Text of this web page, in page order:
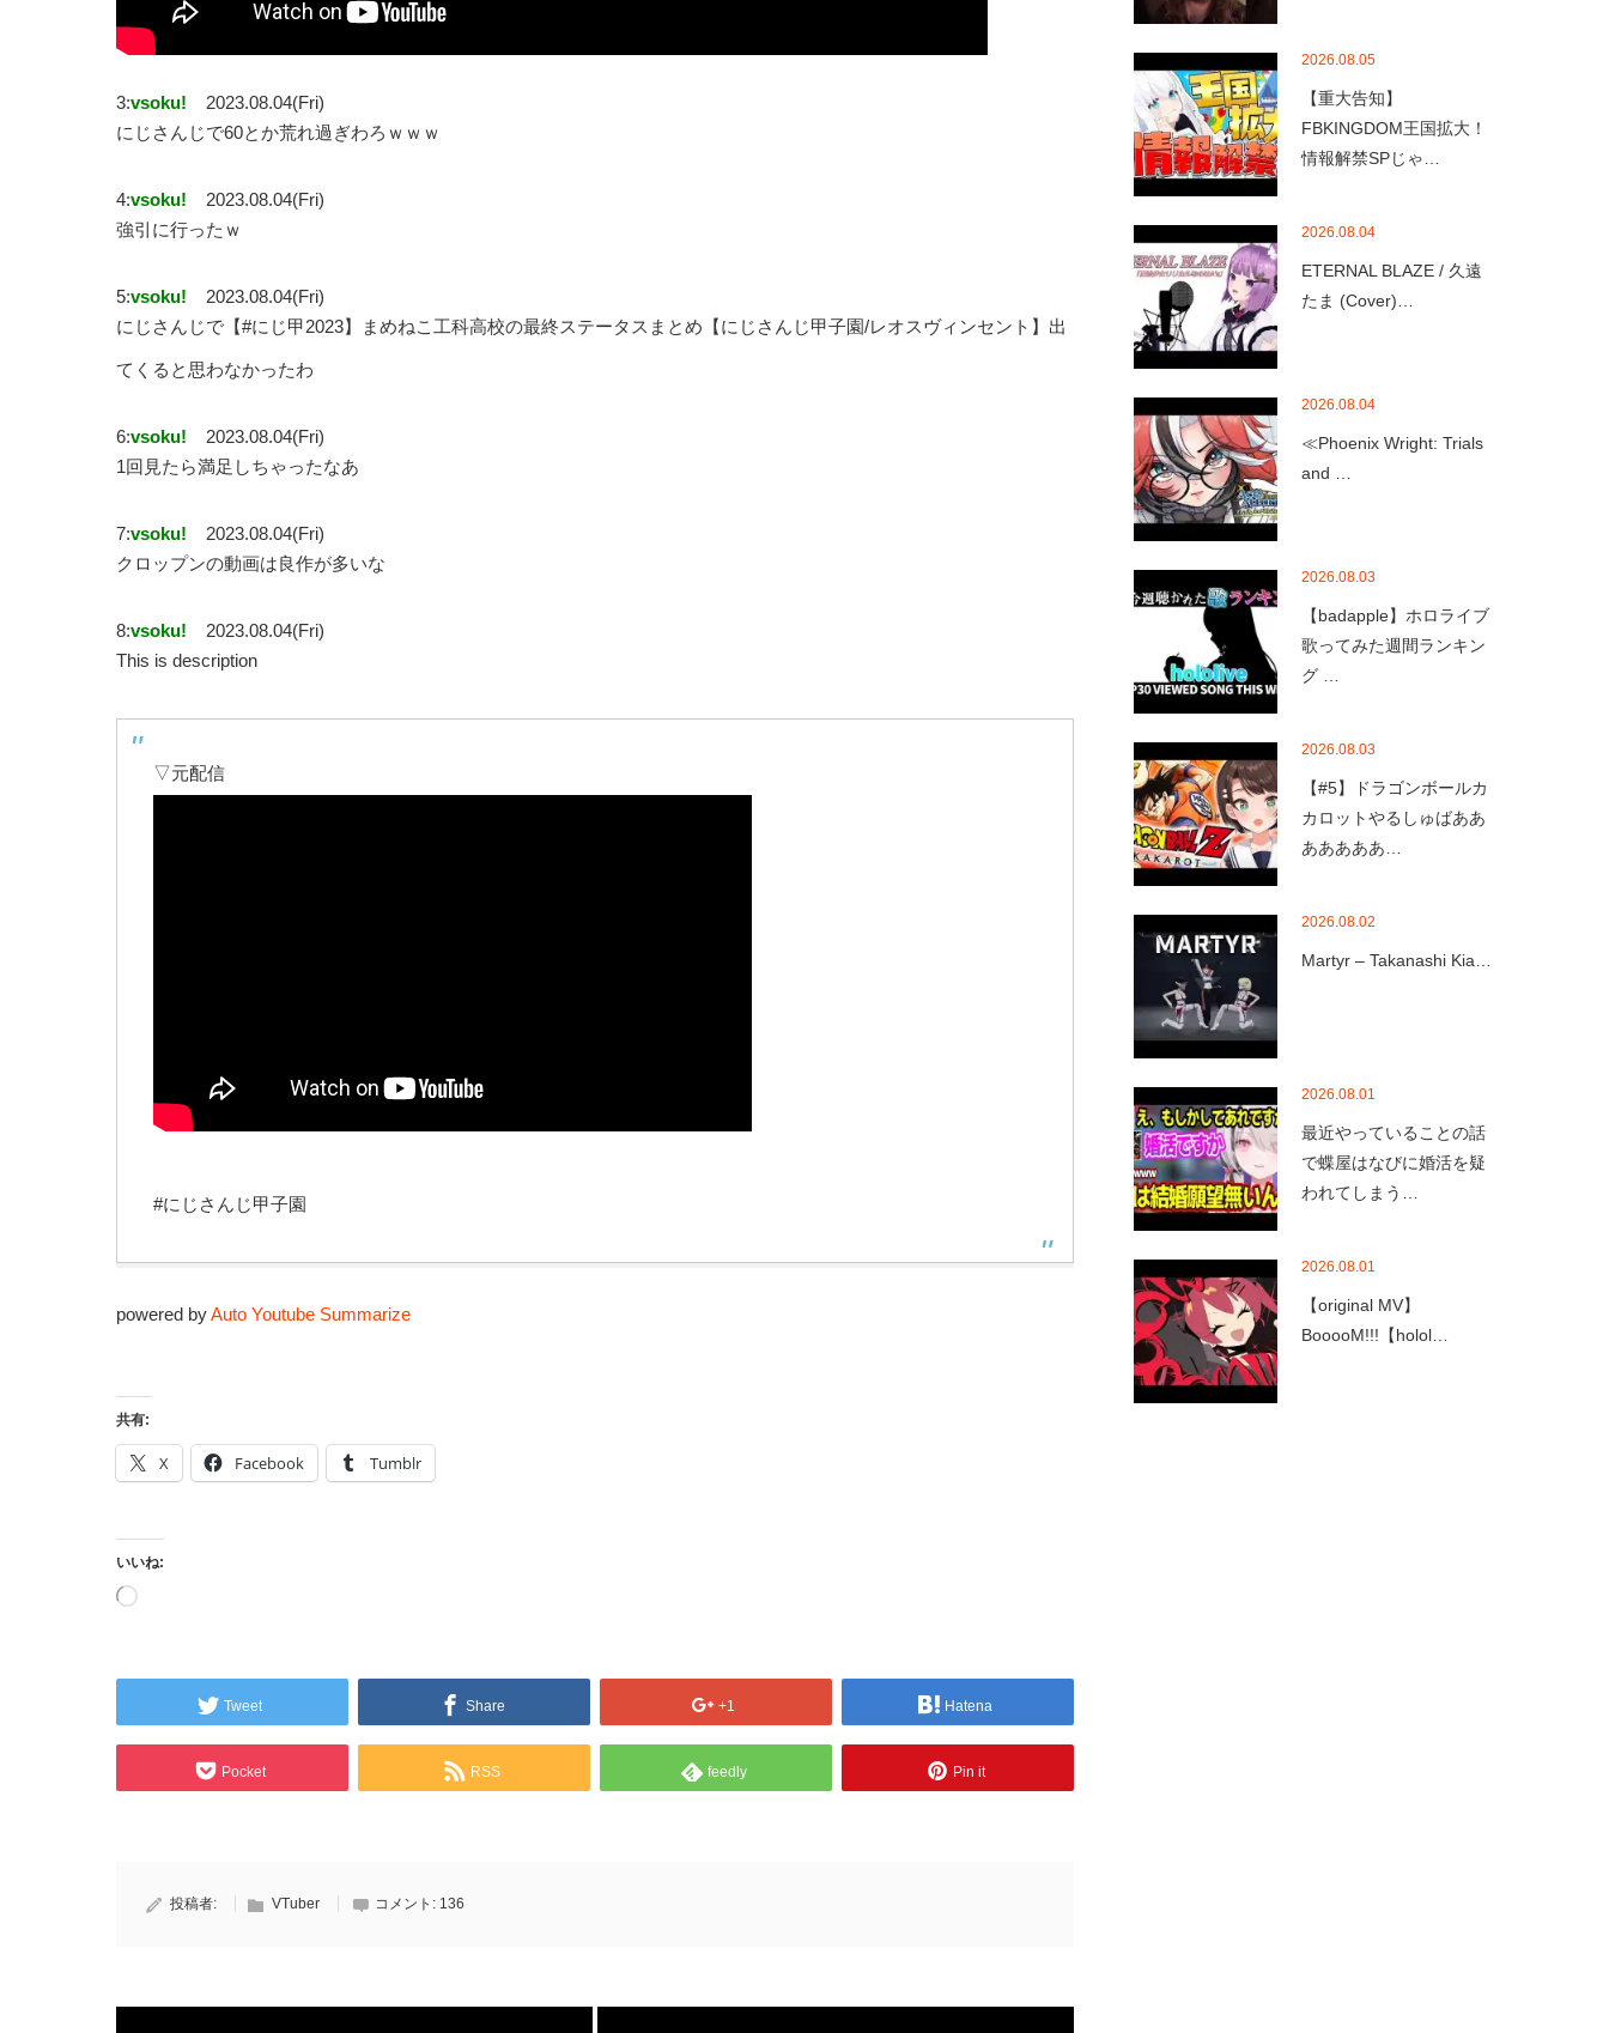
3:vsoku!
2023.08.04(Fri)
にじさんじで60とか荒れ過ぎわろｗｗｗ
4:vsoku!
2023.08.04(Fri)
強引に行ったｗ
5:vsoku!
2023.08.04(Fri)
にじさんじで【#にじ甲2023】まめねこ工科高校の最終ステータスまとめ【にじさんじ甲子園/レオスヴィンセント】出
てくると思わなかったわ
6:vsoku!
2023.08.04(Fri)
1回見たら満足しちゃったなあ
7:vsoku!
2023.08.04(Fri)
クロップンの動画は良作が多いな
8:vsoku!
2023.08.04(Fri)
This is description
▽元配信
#にじさんじ甲子園
powered byAuto Youtube Summarize
共有:
X Facebook Tumblr
いいね:
読
Tweet Share +1 Hatena
Pocket RSS feedly Pin it
投稿者: VTuber コメント: 136
2026.08.05
【重大告知】
FBKINGDOM王国拡大！
情報解禁SPじゃ…
2026.08.04
ETERNAL BLAZE / 久遠
たま (Cover)…
2026.08.04
≪Phoenix Wright: Trials
and …
2026.08.03
【badapple】ホロライブ
歌ってみた週間ランキン
グ …
2026.08.03
【#5】ドラゴンボールカ
カロットやるしゅばああ
あああああ…
2026.08.02
Martyr – Takanashi Kia…
2026.08.01
最近やっていることの話
で蝶屋はなびに婚活を疑
われてしまう…
2026.08.01
【original MV】
BooooM!!!【holol…